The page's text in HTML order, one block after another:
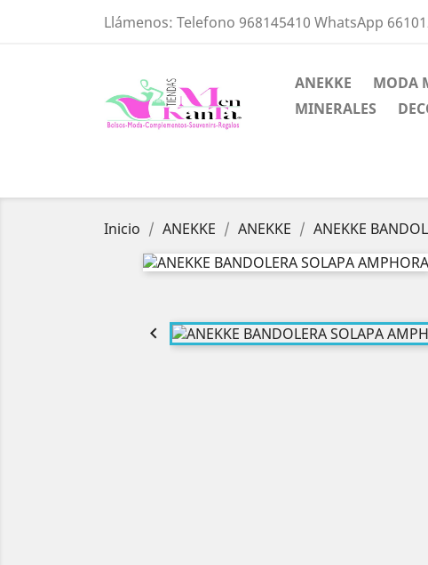
Llámenos: Telefono 968145410 WhatsApp
ANEKKE MODA
MINERALES
Inicio ANEKKE ANEKKE ANEKKE
